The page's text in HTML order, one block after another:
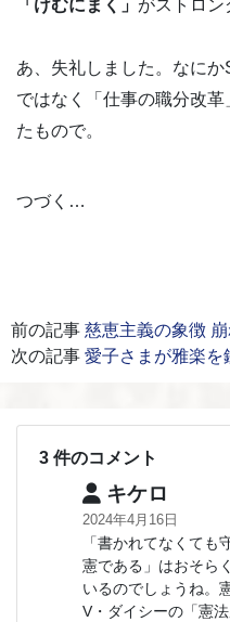
「けむにまく」 がストロン
あ、失礼しました。なにか
ではなく「仕事の職分改
たもので。
つづく…
前の記事 慈恵主義の象徴
次の記事 愛子さまが雅楽
3 件のコメント
キケロ
2024年4月16日
「書かれてなくても
憲である」はおそら
いるのでしょうね。
V・ダイシーの「憲